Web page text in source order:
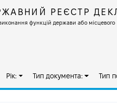
РЕЄСТР
функцій держави або місцевого
Рік: Тип документа: Тип